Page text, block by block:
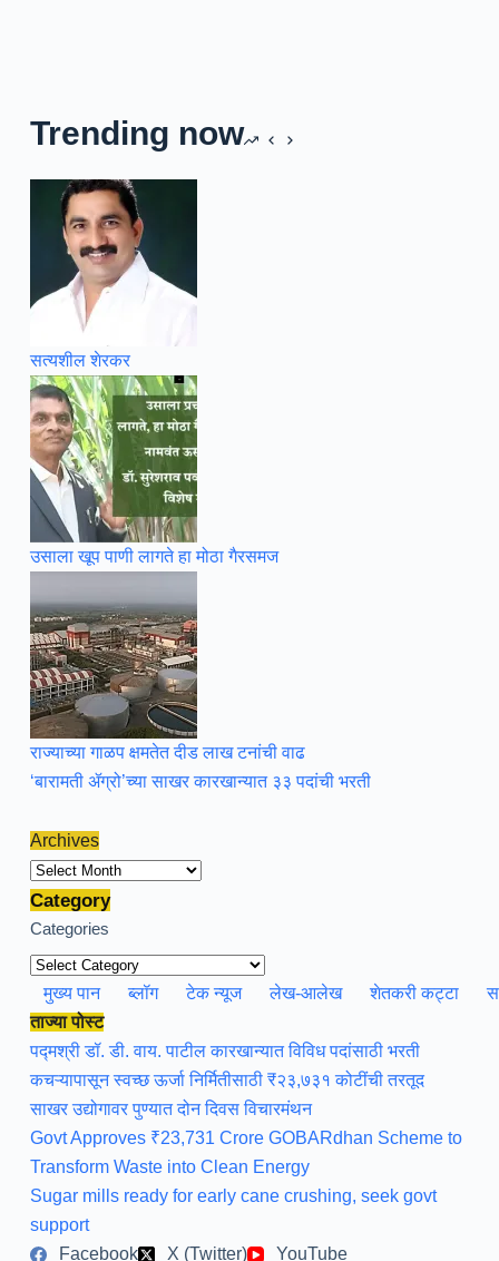
Trending now
सत्यशील शेरकर
उसाला खूप पाणी लागते हा मोठा गैरसमज
राज्याच्या गाळप क्षमतेत दीड लाख टनांची वाढ
‘बारामती ॲग्रो’च्या साखर कारखान्यात ३३ पदांची भरती
Archives
Archives
Category
Categories
मुख्य पान ब्लॉग टेक न्यूज लेख-आलेख शेतकरी कट्टा
ताज्या पोस्ट
पद्मश्री डॉ. डी. वाय. पाटील कारखान्यात विविध पदांसाठी भरती
कचऱ्यापासून स्वच्छ ऊर्जा निर्मितीसाठी ₹२३,७३१ कोटींची तरतूद
साखर उद्योगावर पुण्यात दोन दिवस विचारमंथन
Govt Approves ₹23,731 Crore GOBARdhan Scheme to
Transform Waste into Clean Energy
Sugar mills ready for early cane crushing, seek govt
support
Facebook
X (Twitter) YouTube